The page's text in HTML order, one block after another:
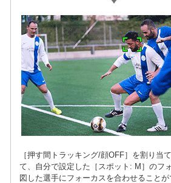
［押す間トラッキング/顔OFF］を割り当
て、自分で設定した［スポット: M］のフ
図した選手にフォーカスを合わせることが